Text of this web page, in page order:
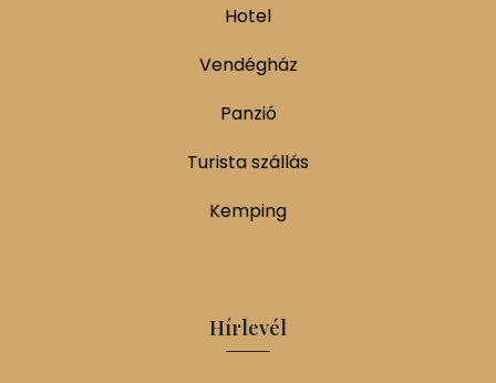
Hotel
Vendégház
Panzió
Turista szállás
Kemping
Hírlevél